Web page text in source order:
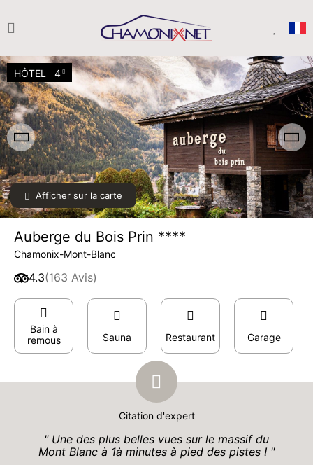
Afficher sur la carte
HÔTEL 4
Auberge du Bois Prin ****
Chamonix-Mont-Blanc
4.3(163 Avis)
Bain à
remous
Sauna Restaurant Garage
Citation d'expert
Une des plus belles vues sur le massif du
Mont Blanc à 1à minutes à pied des pistes !